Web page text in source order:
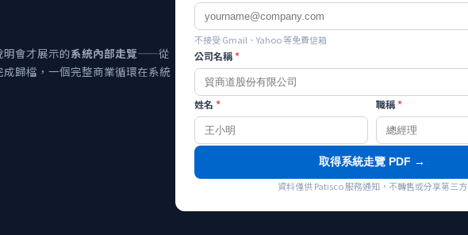
會才展示的系統內部走覽——從
歸檔，一個完整商業循環在系統
不接受 Gmail、Yahoo 等免費信箱
公司名稱*
姓名 * 職稱*
取得系統走覽 PDF →
資料僅供 Patisco 服務通知，不轉售或分享第三方